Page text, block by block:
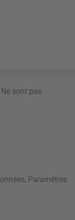
sont pas
, Paramètres